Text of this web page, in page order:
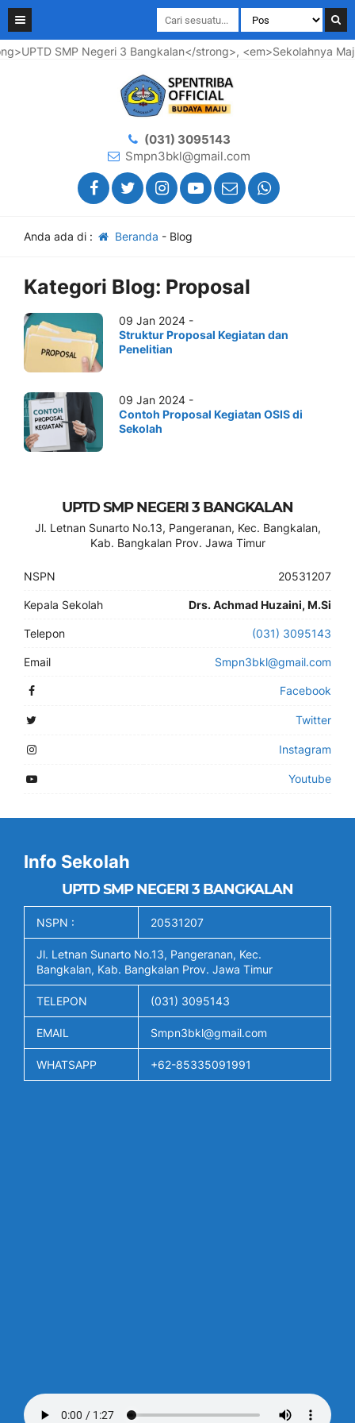
SMP Negeri 3 Bangkalan</strong>, <em>Sekolahnya Maju
(031) 3095143
Smpn3bkl@gmail.com
Anda ada di : Beranda - Blog
Kategori Blog: Proposal
09 Jan 2024 -
Struktur Proposal Kegiatan dan
Penelitian
09 Jan 2024 -
Contoh Proposal Kegiatan OSIS di
Sekolah
UPTD SMP NEGERI 3 BANGKALAN
Jl. Letnan Sunarto No.13, Pangeranan, Kec. Bangkalan,
Kab. Bangkalan Prov. Jawa Timur
NSPN 20531207
Kepala Sekolah Drs. Achmad Huzaini, M.Si
Telepon (031) 3095143
Email Smpn3bkl@gmail.com
Facebook
Twitter
Instagram
Youtube
Info Sekolah
UPTD SMP NEGERI 3 BANGKALAN
NSPN : 20531207
Jl. Letnan Sunarto No.13, Pangeranan, Kec.
Bangkalan, Kab. Bangkalan Prov. Jawa Timur
TELEPON (031) 3095143
EMAIL Smpn3bkl@gmail.com
WHATSAPP +62-85335091991